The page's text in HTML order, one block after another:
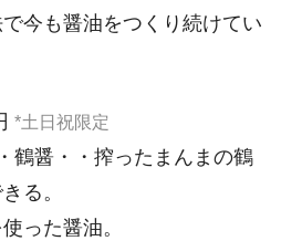
今も醤油をつくり続けてい
*土日祝限定
鶴醤・・搾ったまんまの鶴
る。
った醤油。